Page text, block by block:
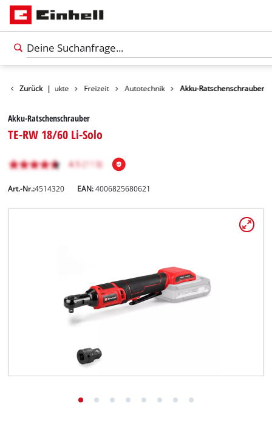
Zurück |
Produkte Freizeit Autotechnik Akku-Ratschenschrauber
Akku-Ratschenschrauber
TE-RW 18/60 Li-Solo
Art.-Nr.:4514320 EAN:4006825680621